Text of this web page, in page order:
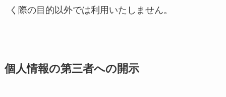
く際の目的以外では利用いたしません。
個人情報の第三者への開示